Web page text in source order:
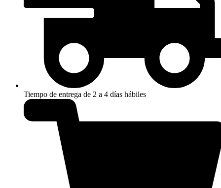
Tiempo de entrega de 2 a 4 días hábiles